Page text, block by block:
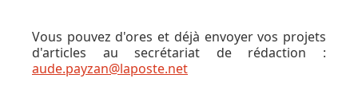
Vous pouvez d'ores et déjà envoyer vos projets
d'articles au secrétariat de rédaction :
aude.payzan@laposte.net